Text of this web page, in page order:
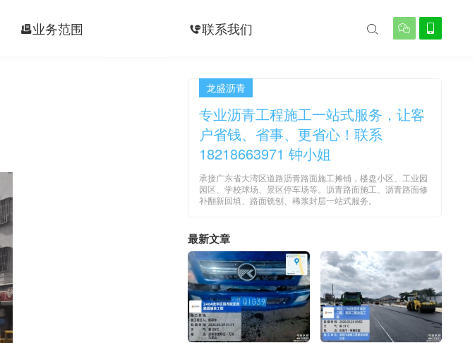
业务范围 联系我们  

龙盛沥青
专业沥青工程施工一站式服务，让客
户省钱、省事、更省心！联系
18218663971 钟小姐
承接广东省大湾区道路沥青路面施工摊铺，楼盘小区、工业园
园区、学校球场、景区停车场等。沥青路面施工、沥青路面修
补翻新回填、路面铣刨、稀浆封层一站式服务。
最新文章